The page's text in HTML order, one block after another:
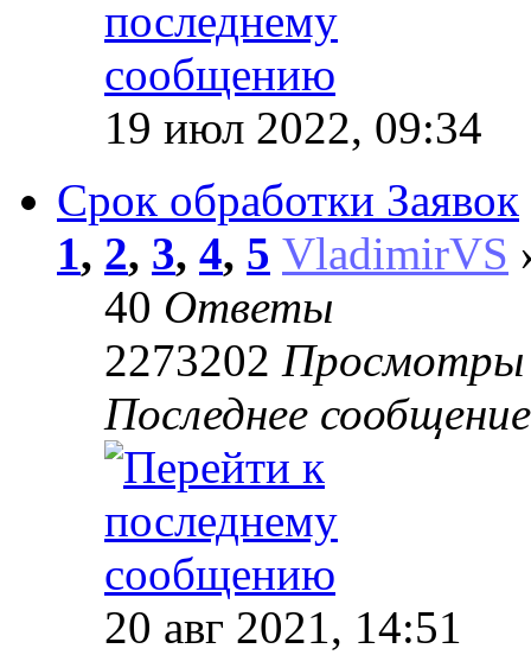
19 июл 2022, 09:34
Срок обработки Заявок
1, 2, 3, 4, 5 VladimirVS
40 Ответы
2273202 Просмотры
Последнее
20 авг 2021, 14:51